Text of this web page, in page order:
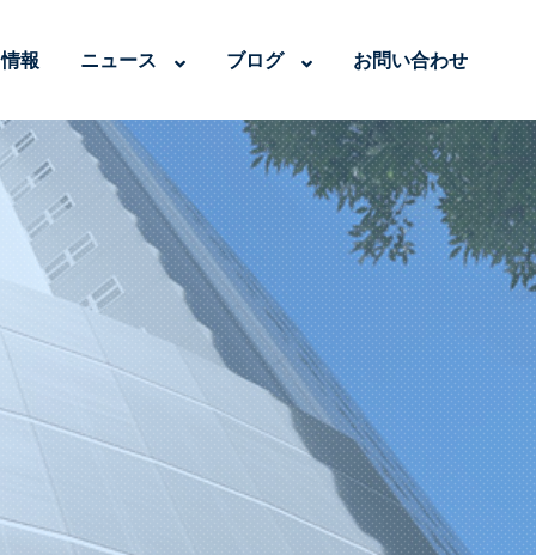
報 ニュース ブログ お問い合わせ